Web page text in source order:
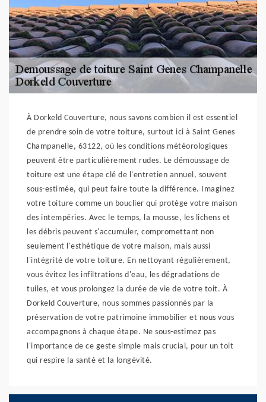
À Dorkeld Couverture, nous savons combien il est essentiel
de prendre soin de votre toiture, surtout ici à Saint Genes
Champanelle, 63122, où les conditions météorologiques
peuvent être particulièrement rudes. Le démoussage de
toiture est une étape clé de l'entretien annuel, souvent
sous-estimée, qui peut faire toute la différence. Imaginez
votre toiture comme un bouclier qui protège votre maison
des intempéries. Avec le temps, la mousse, les lichens et
les débris peuvent s'accumuler, compromettant non
seulement l'esthétique de votre maison, mais aussi
l'intégrité de votre toiture. En nettoyant régulièrement,
vous évitez les infiltrations d'eau, les dégradations de
tuiles, et vous prolongez la durée de vie de votre toit. À
Dorkeld Couverture, nous sommes passionnés par la
préservation de votre patrimoine immobilier et nous vous
accompagnons à chaque étape. Ne sous-estimez pas
l'importance de ce geste simple mais crucial, pour un toit
qui respire la santé et la longévité.